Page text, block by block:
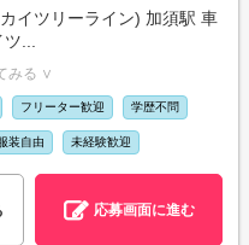
イツリーライン) 加須駅 車
ツ...
みる ∨
フリーター歓迎 学歴不問
装自由 未経験歓迎
応募画面に進む